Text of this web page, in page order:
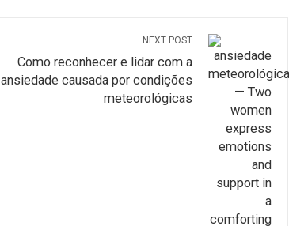
NEXT POST
Como reconhecer e lidar com a
ansiedade causada por condições
meteorológicas